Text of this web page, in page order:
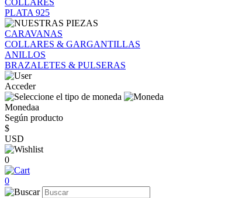
COLLARES
PLATA 925
CARAVANAS
COLLARES & GARGANTILLAS
ANILLOS
BRAZALETES & PULSERAS
Acceder
Monedaa
Según producto
$
USD
0
0